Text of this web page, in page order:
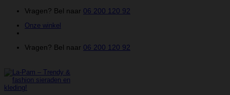
inhoud
Vragen? Bel naar 06 200 120 92
Onze winkel
Vragen? Bel naar 06 200 120 92